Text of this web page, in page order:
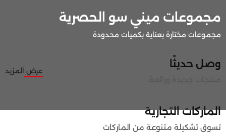
مجموعات ميني سو الحصرية
مجموعات مختارة بعناية بكميات محدودة
وصل حديثًا
عرض المزيد
الماركات التجارية
تسوق تشكيلة متنوعة من الماركات